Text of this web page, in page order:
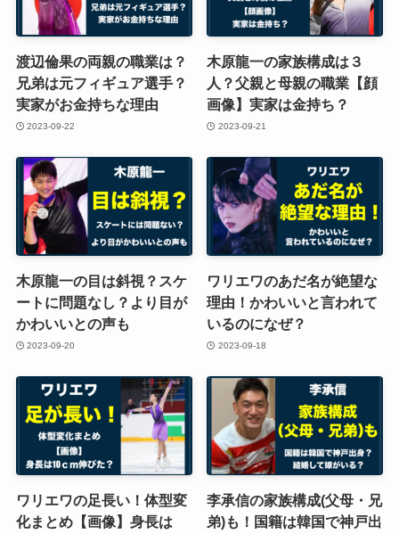
渡辺倫果の両親の職業は？
兄弟は元フィギュア選手？
実家がお金持ちな理由
2023-09-22
木原龍一の家族構成は３
人？父親と母親の職業【顔
画像】実家は金持ち？
2023-09-21
木原龍一の目は斜視？スケ
ートに問題なし？より目が
かわいいとの声も
2023-09-20
ワリエワのあだ名が絶望な
理由！かわいいと言われて
いるのになぜ？
2023-09-18
ワリエワの足長い！体型変
化まとめ【画像】身長は
李承信の家族構成(父母・兄
弟)も！国籍は韓国で神戸出